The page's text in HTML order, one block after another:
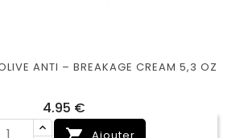
ANTI – BREAKAGE CREAM 5,3 OZ
4,95 €Prix
Ajouter